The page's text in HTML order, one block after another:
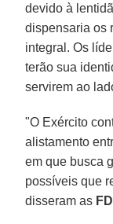
devido à
dispensaria os
integral. Os
terão sua
servirem ao
"O Exército
alistamento
em que busca
possíveis que
disseram as FDI